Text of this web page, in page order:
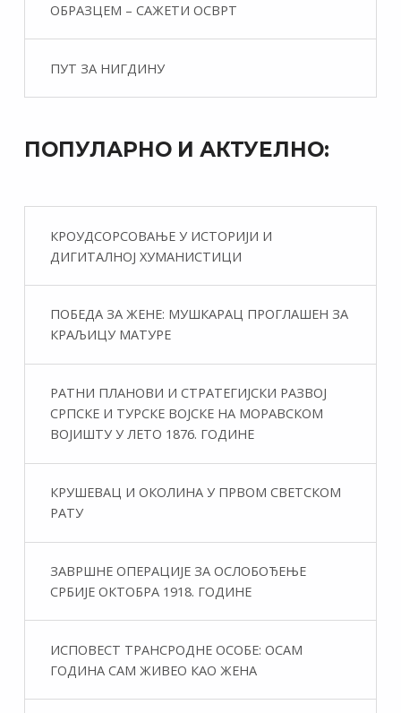
ОБРАЗЦЕМ – САЖЕТИ ОСВРТ
ПУТ ЗА НИГДИНУ
ПОПУЛАРНО И АКТУЕЛНО:
КРОУДСОРСОВАЊЕ У ИСТОРИЈИ И
ДИГИТАЛНОЈ ХУМАНИСТИЦИ
ПОБЕДА ЗА ЖЕНЕ: МУШКАРАЦ ПРОГЛАШЕН ЗА
КРАЉИЦУ МАТУРЕ
РАТНИ ПЛАНОВИ И СТРАТЕГИЈСКИ РАЗВОЈ
СРПСКЕ И ТУРСКЕ ВОЈСКЕ НА МОРАВСКОМ
ВОЈИШТУ У ЛЕТО 1876. ГОДИНЕ
КРУШЕВАЦ И ОКОЛИНА У ПРВОМ СВЕТСКОМ
РАТУ
ЗАВРШНЕ ОПЕРАЦИЈЕ ЗА ОСЛОБОЂЕЊЕ
СРБИЈЕ ОКТОБРА 1918. ГОДИНЕ
ИСПОВЕСТ ТРАНСРОДНЕ ОСОБЕ: ОСАМ
ГОДИНА САМ ЖИВЕО КАО ЖЕНА